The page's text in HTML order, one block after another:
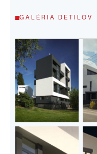
GALÉRIA DETILOV